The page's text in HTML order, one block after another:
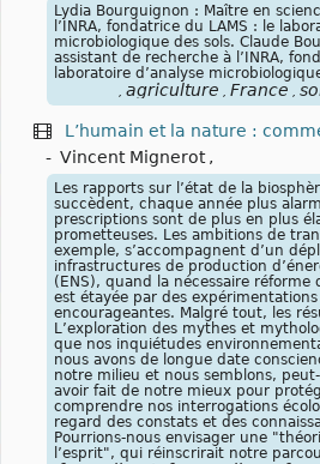
Lydia Bourguignon : Maître en
l’INRA, fondatrice du LAMS : le
microbiologique des sols. Claude
assistant de recherche à l’INRA,
laboratoire d’analyse
agriculture France
L’humain et la nature :
- Vincent Mignerot ,
Les rapports sur l’état de la
succèdent, chaque année plus
prescriptions sont de plus en plus
prometteuses. Les ambitions de
exemple, s’accompagnent d’un
infrastructures de production
(ENS), quand la nécessaire réforme
est étayée par des
encourageantes. Malgré tout, les
L’exploration des mythes et
que nos inquiétudes
nous avons de longue date
notre milieu et nous semblons,
avoir fait de notre mieux pour
comprendre nos interrogations
regard des constats et des
Pourrions-nous envisager une
l’esprit", qui réinscrirait notre